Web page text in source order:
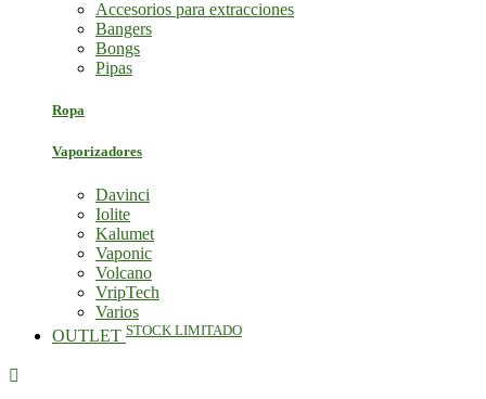
Accesorios para extracciones
Bangers
Bongs
Pipas
Ropa
Vaporizadores
Davinci
Iolite
Kalumet
Vaponic
Volcano
VripTech
Varios
OUTLET STOCK LIMITADO
